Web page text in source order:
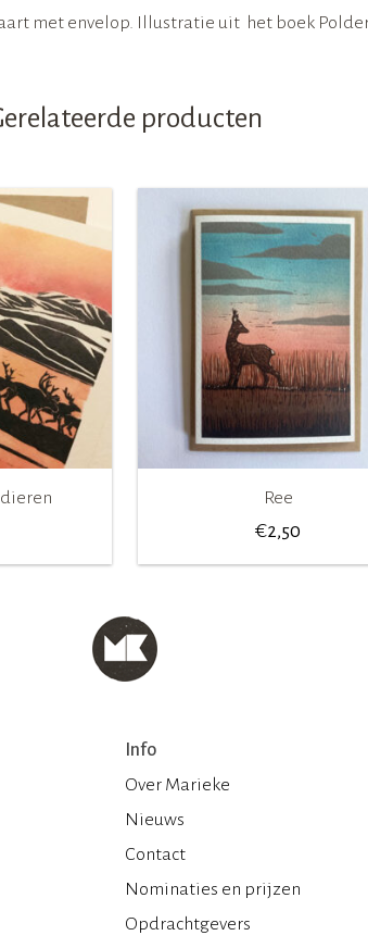
met envelop. Illustratie uit het boek
producten
Ree
€2,50
Info
Over Marieke
Nieuws
Contact
Nominaties en prijzen
Opdrachtgevers